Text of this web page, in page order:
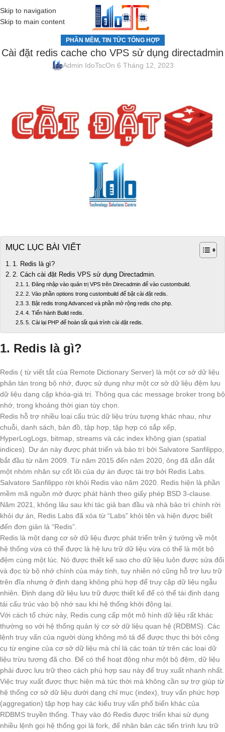
Skip to navigation
Skip to main content
MENU
PHẦN MỀM, TIN TỨC TỔNG HỢP
Cài đặt redis cache cho VPS sử dụng directadmin
Admin IdoTscOn 6 Tháng 12, 2023
MỤC LỤC BÀI VIẾT
1. Redis là gì?
2. Cách cài đặt Redis VPS sử dụng Directadmin.
1. Đăng nhập vào quản trị VPS trên Direcadmin để vào custombuild.
2. Vào phần options trong custombuild để bật cài đặt redis.
3. Bật redis trong Advanced và phần mở rộng redis cho php.
4. Tiến hành Build redis.
5. Cài lại PHP để hoàn tất quá trình cài đặt redis.
1. Redis là gì?
Redis ( từ viết tắt của Remote Dictionary Server) là một cơ sở dữ liệu
phân tán trong bộ nhớ, được sử dụng như một cơ sở dữ liệu đệm lưu
dữ liệu dạng cặp khóa-giá trị. Thông qua các message broker trong bộ
nhớ, trong khoảng thời gian tùy chọn.
Redis hỗ trợ nhiều loại cấu trúc dữ liệu trừu tượng khác nhau, như
chuỗi, danh sách, bản đồ, tập hợp, tập hợp có sắp xếp,
HyperLogLogs, bitmap, streams và các index không gian (spatial
indices). Dự án này được phát triển và bảo trì bởi Salvatore Sanfilippo,
bắt đầu từ năm 2009. Từ năm 2015 đến năm 2020, ông đã dẫn dắt
một nhóm nhân sự cốt lõi của dự án được tài trợ bởi Redis Labs.
Salvatore Sanfilippo rời khỏi Redis vào năm 2020. Redis hiện là phần
mềm mã nguồn mở được phát hành theo giấy phép BSD 3-clause.
Năm 2021, không lâu sau khi tác giả ban đầu và nhà bảo trì chính rời
khỏi dự án, Redis Labs đã xóa từ “Labs” khỏi tên và hiện được biết
đến đơn giản là “Redis”.
Redis là một dạng cơ sở dữ liệu được phát triển trên ý tưởng về một
hệ thống vừa có thể được là hệ lưu trữ dữ liệu vừa có thể là một bộ
đệm cùng một lúc. Nó được thiết kế sao cho dữ liệu luôn được sửa đổi
và đọc từ bộ nhớ chính của máy tính, tuy nhiên nó cũng hỗ trợ lưu trữ
trên đĩa nhưng ở định dạng không phù hợp để truy cập dữ liệu ngẫu
nhiên. Định dạng dữ liệu lưu trữ được thiết kế để có thể tái định dạng
tái cấu trúc vào bộ nhớ sau khi hệ thống khởi động lại.
Với cách tổ chức này, Redis cung cấp một mô hình dữ liệu rất khác
thường so với hệ thống quản lý cơ sở dữ liệu quan hệ (RDBMS). Các
lệnh truy vấn của người dùng không mô tả để được thực thi bởi công
cụ từ engine của cơ sở dữ liệu mà chỉ là các toán tử trên các loại dữ
liệu trừu tượng đã cho. Để có thể hoạt động như một bộ đệm, dữ liệu
phải được lưu trữ theo cách phù hợp sau này để truy xuất nhanh nhất.
Việc truy xuất được thực hiện mà tức thời mà không cần sự trợ giúp từ
hệ thống cơ sở dữ liệu dưới dạng chỉ mục (index), truy vấn phức hợp
(aggregation) tập hợp hay các kiểu truy vấn phổ biến khác của
RDBMS truyền thống. Thay vào đó Redis được triển khai sử dụng
nhiều lệnh gọi hệ thống gọi là fork, để nhân bản các tiến trình lưu trữ